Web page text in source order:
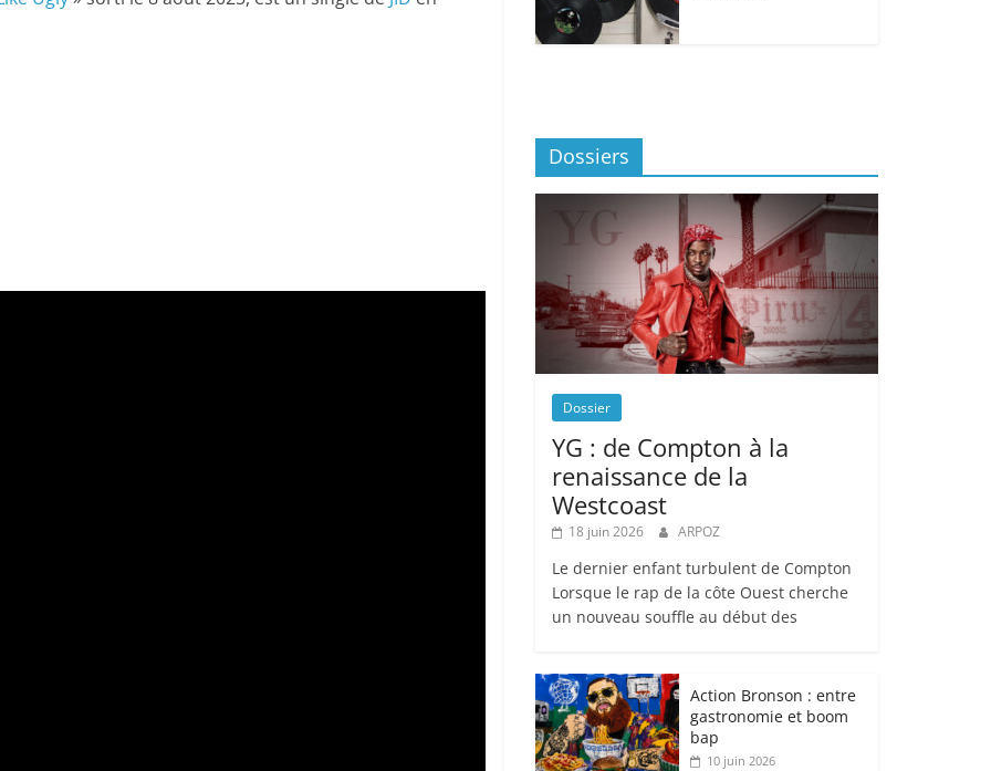
Dossiers
Dossier
YG : de Compton à la
renaissance de la
Westcoast
18 juin 2026 ARPOZ
Le dernier enfant turbulent de Compton
Lorsque le rap de la côte Ouest cherche
un nouveau souffle au début des
Action Bronson : entre
gastronomie et boom
bap
10 juin 2026